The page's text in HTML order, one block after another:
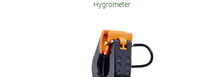
Hygrometer